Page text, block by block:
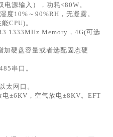
源输入），功耗<80W。
10%～90%RH，无凝露。
CPU)。
1333MHz Memory，4G(可选
加硬盘容量或者选配固态硬
串口。
太网口。
±6KV，空气放电±8KV。EFT